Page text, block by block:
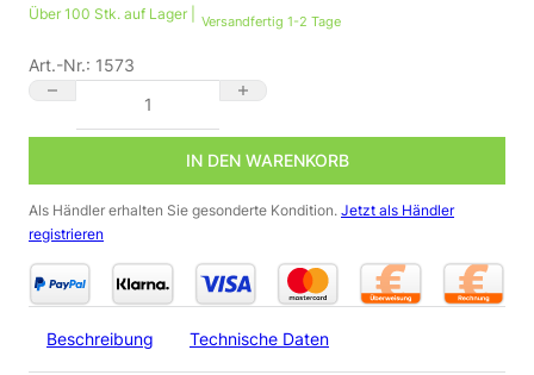
Über 100 Stk. auf Lager | Versandfertig 1-2 Tage
Art.-Nr.: 1573
12V DC Steckernetzteil 1A 12 Watt mit Hohlstecker Menge
IN DEN WARENKORB
Als Händler erhalten Sie gesonderte Kondition. Jetzt als Händler
registrieren
Beschreibung Technische Daten